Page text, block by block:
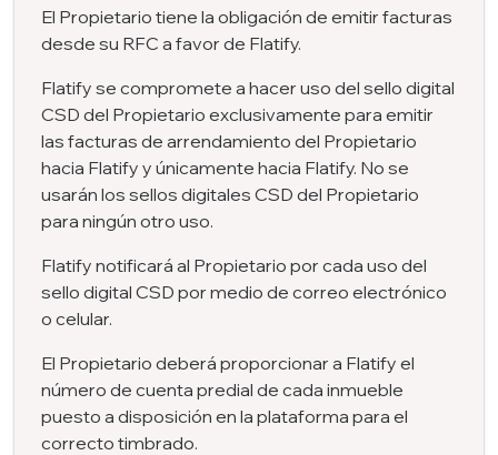
El Propietario tiene la obligación de emitir facturas
desde su RFC a favor de Flatify.
Flatify se compromete a hacer uso del sello digital
CSD del Propietario exclusivamente para emitir
las facturas de arrendamiento del Propietario
hacia Flatify y únicamente hacia Flatify. No se
usarán los sellos digitales CSD del Propietario
para ningún otro uso.
Flatify notificará al Propietario por cada uso del
sello digital CSD por medio de correo electrónico
o celular.
El Propietario deberá proporcionar a Flatify el
número de cuenta predial de cada inmueble
puesto a disposición en la plataforma para el
correcto timbrado.